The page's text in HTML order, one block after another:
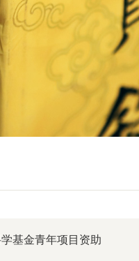
基金青年项目资助